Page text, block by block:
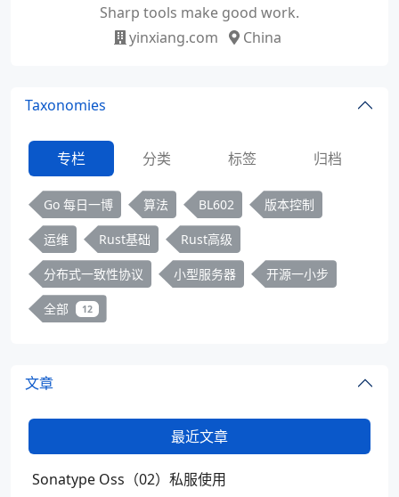
Sharp tools make good work.
yinxiang.com
China
Taxonomies
专栏 分类 标签 归档
Go 每日一博 算法 BL602 版本控制
运维 Rust基础 Rust高级
分布式一致性协议 小型服务器 开源一小步
全部 12
文章
最近文章
Sonatype Oss（02）私服使用